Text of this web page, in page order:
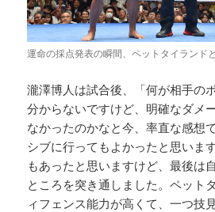
運命の採点発表の瞬間、ペットタイランド
瀧澤博人は試合後、「何が相手の
分からないですけど、明確なダメ
なかったのかなと今、率直な感想
シブに行ってもよかったと思いま
もあったと思いますけど、最後は
ところを突き通しました。ペット
ィフェンス能力が高くて、一つ技